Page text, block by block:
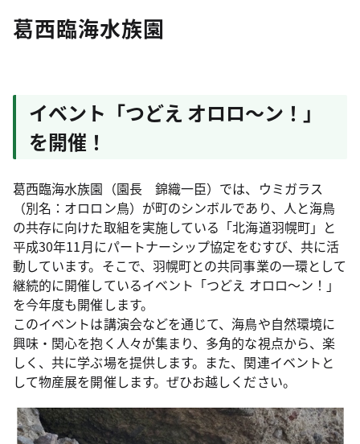
葛西臨海水族園
イベント「つどえ オロロ～ン！」
を開催！
葛西臨海水族園（園長 錦織一臣）では、ウミガラス
（別名：オロロン鳥）が町のシンボルであり、人と海鳥
の共存に向けた取組を実施している「北海道羽幌町」と
平成30年11月にパートナーシップ協定をむすび、共に活
動しています。そこで、羽幌町との共同事業の一環として
継続的に開催しているイベント「つどえ オロロ～ン！」
を今年度も開催します。
このイベントは講演会などを通じて、海鳥や自然環境に
興味・関心を抱く人々が集まり、多角的な視点から、楽
しく、共に学ぶ場を提供します。また、関連イベントと
して物産展を開催します。ぜひお越しください。